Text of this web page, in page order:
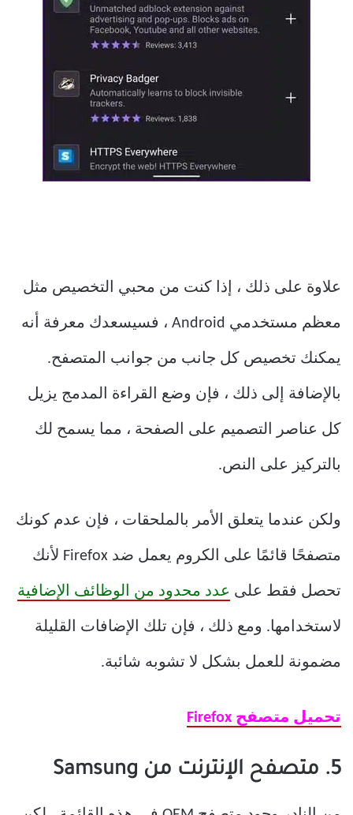
علاوة على ذلك ، إذا كنت من محبي التخصيص مثل
معظم مستخدمي Android ، فسيسعدك معرفة أنه
يمكنك تخصيص كل جانب من جوانب المتصفح.
بالإضافة إلى ذلك ، فإن وضع القراءة المدمج يزيل
كل عناصر التصميم على الصفحة ، مما يسمح لك
بالتركيز على النص.
ولكن عندما يتعلق الأمر بالملحقات ، فإن عدم كونك
متصفحًا قائمًا على الكروم يعمل ضد Firefox لأنك
تحصل فقط على عدد محدود من الوظائف الإضافية
لاستخدامها. ومع ذلك ، فإن تلك الإضافات القليلة
مضمونة للعمل بشكل لا تشوبه شائبة.
تحميل متصفح Firefox
5. متصفح الإنترنت من Samsung